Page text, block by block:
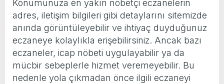
Konumunuza en yakın nöbetçi eczanelerin
adres, iletişim bilgileri gibi detaylarını sitemizde
anında görüntüleyebilir ve ihtiyaç duyduğunuz
eczaneye kolaylıkla erişebilirsiniz. Ancak bazı
eczaneler, icap nöbeti uygulayabilir ya da
mücbir sebeplerle hizmet veremeyebilir. Bu
nedenle yola çıkmadan önce ilgili eczaneyi